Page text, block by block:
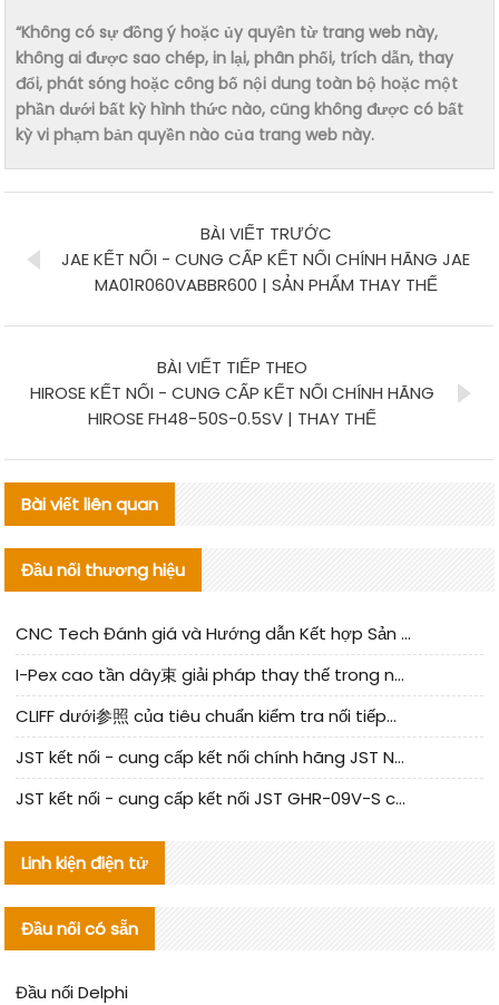
“Không có sự đồng ý hoặc ủy quyền từ trang web này,
không ai được sao chép, in lại, phân phối, trích dẫn, thay
đổi, phát sóng hoặc công bố nội dung toàn bộ hoặc một
phần dưới bất kỳ hình thức nào, cũng không được có bất
kỳ vi phạm bản quyền nào của trang web này.
BÀI VIẾT TRƯỚC
JAE KẾT NỐI - CUNG CẤP KẾT NỐI CHÍNH HÃNG JAE
MA01R060VABBR600 | SẢN PHẨM THAY THẾ
BÀI VIẾT TIẾP THEO
HIROSE KẾT NỐI - CUNG CẤP KẾT NỐI CHÍNH HÃNG
HIROSE FH48-50S-0.5SV | THAY THẾ
Bài viết liên quan
Đầu nối thương hiệu
CNC Tech Đánh giá và Hướng dẫn Kết hợp Sản xuất Linh kiện Cable Nội địa
I-Pex cao tần dây束 giải pháp thay thế trong nước phân tích
CLIFF dưới参照 của tiêu chuẩn kiểm tra nối tiếp器 trong nước được cập nhật
JST kết nối - cung cấp kết nối chính hãng JST NSHR-02V-S | sản phẩm thay thế
JST kết nối - cung cấp kết nối JST GHR-09V-S chính hãng | hàng thay thế
Linh kiện điện tử
Đầu nối có sẵn
Đầu nối Delphi